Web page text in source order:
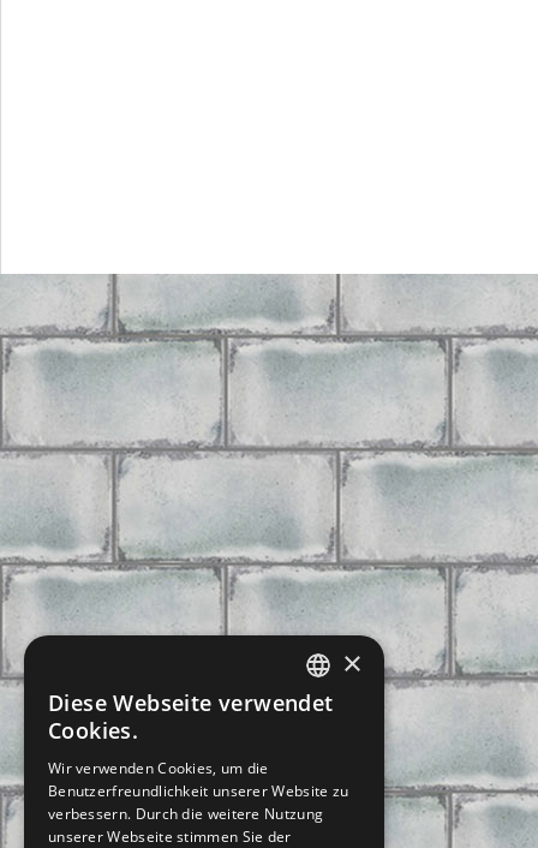
CZECH
GERMAN
×
Diese Webseite verwendet
Cookies.
Wir verwenden Cookies, um die
Benutzerfreundlichkeit unserer Website zu
verbessern. Durch die weitere Nutzung
unserer Webseite stimmen Sie der